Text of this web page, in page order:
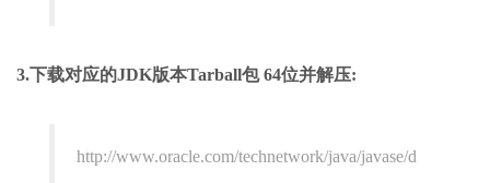
3.下载对应的JDK版本Tarball包 64位并解压:
http://www.oracle.com/technetwork/java/javase/d